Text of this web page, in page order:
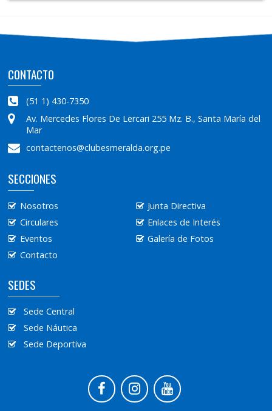
CONTACTO
(51 1) 430-7350
Av. Mercedes Flores De Lercari 255 Mz. B., Santa María del
Mar
contactenos@clubesmeralda.org.pe
SECCIONES
Nosotros
Junta Directiva
Circulares
Enlaces de Interés
Eventos
Galería de Fotos
Contacto
SEDES
Sede Central
Sede Náutica
Sede Deportiva